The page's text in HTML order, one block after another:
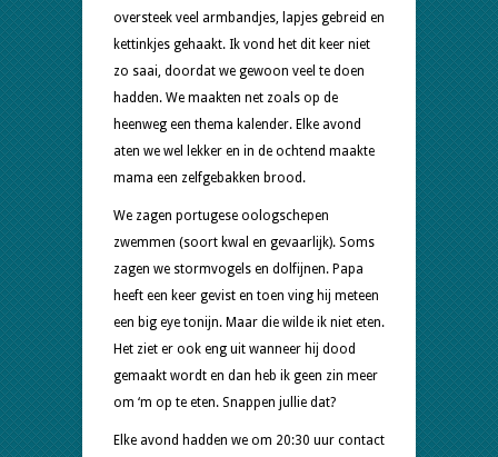
oversteek veel armbandjes, lapjes gebreid en
kettinkjes gehaakt. Ik vond het dit keer niet
zo saai, doordat we gewoon veel te doen
hadden. We maakten net zoals op de
heenweg een thema kalender. Elke avond
aten we wel lekker en in de ochtend maakte
mama een zelfgebakken brood.
We zagen portugese oologschepen
zwemmen (soort kwal en gevaarlijk). Soms
zagen we stormvogels en dolfijnen. Papa
heeft een keer gevist en toen ving hij meteen
een big eye tonijn. Maar die wilde ik niet eten.
Het ziet er ook eng uit wanneer hij dood
gemaakt wordt en dan heb ik geen zin meer
om ‘m op te eten. Snappen jullie dat?
Elke avond hadden we om 20:30 uur contact